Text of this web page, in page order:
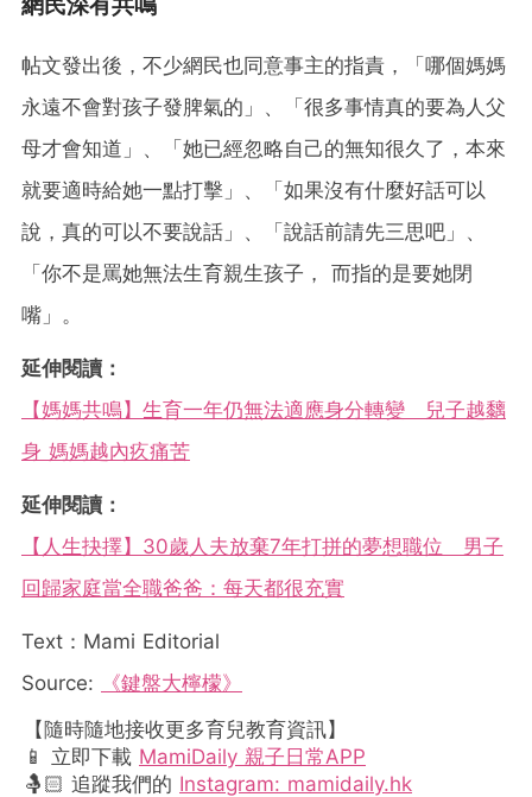
帖文發出後，不少網民也同意事主的指責，「哪個媽媽
永遠不會對孩子發脾氣的」、「很多事情真的要為人父
母才會知道」、「她已經忽略自己的無知很久了，本來
就要適時給她一點打擊」、「如果沒有什麼好話可以
說，真的可以不要說話」、「說話前請先三思吧」、
「你不是罵她無法生育親生孩子， 而指的是要她閉
嘴」。
延伸閱讀：
【媽媽共鳴】生育一年仍無法適應身分轉變 兒子越黐
身 媽媽越內疚痛苦
延伸閱讀：
【人生抉擇】30歲人夫放棄7年打拼的夢想職位 男子
回歸家庭當全職爸爸：每天都很充實
Text：Mami Editorial
Source:
《鍵盤大檸檬》
【隨時隨地接收更多育兒教育資訊】
📱 立即下載 MamiDaily 親子日常APP
🤱🏻 追蹤我們的 Instagram: mamidaily.hk